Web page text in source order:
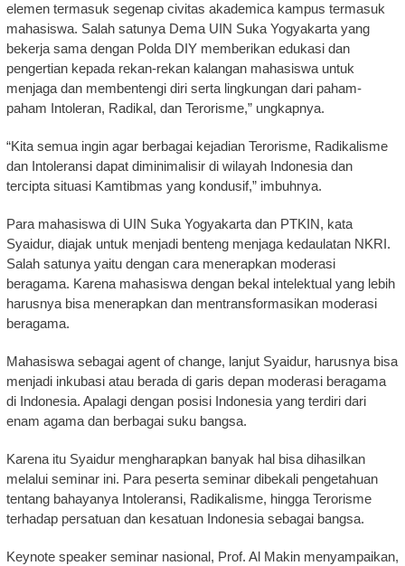
elemen termasuk segenap civitas akademica kampus termasuk
mahasiswa. Salah satunya Dema UIN Suka Yogyakarta yang
bekerja sama dengan Polda DIY memberikan edukasi dan
pengertian kepada rekan-rekan kalangan mahasiswa untuk
menjaga dan membentengi diri serta lingkungan dari paham-
paham Intoleran, Radikal, dan Terorisme,” ungkapnya.
“Kita semua ingin agar berbagai kejadian Terorisme, Radikalisme
dan Intoleransi dapat diminimalisir di wilayah Indonesia dan
tercipta situasi Kamtibmas yang kondusif,” imbuhnya.
Para mahasiswa di UIN Suka Yogyakarta dan PTKIN, kata
Syaidur, diajak untuk menjadi benteng menjaga kedaulatan NKRI.
Salah satunya yaitu dengan cara menerapkan moderasi
beragama. Karena mahasiswa dengan bekal intelektual yang lebih
harusnya bisa menerapkan dan mentransformasikan moderasi
beragama.
Mahasiswa sebagai agent of change, lanjut Syaidur, harusnya bisa
menjadi inkubasi atau berada di garis depan moderasi beragama
di Indonesia. Apalagi dengan posisi Indonesia yang terdiri dari
enam agama dan berbagai suku bangsa.
Karena itu Syaidur mengharapkan banyak hal bisa dihasilkan
melalui seminar ini. Para peserta seminar dibekali pengetahuan
tentang bahayanya Intoleransi, Radikalisme, hingga Terorisme
terhadap persatuan dan kesatuan Indonesia sebagai bangsa.
Keynote speaker seminar nasional, Prof. Al Makin menyampaikan,